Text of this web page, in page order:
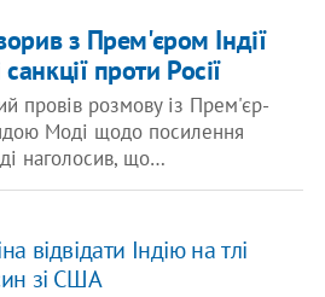
з Прем'єром Індії
проти Росії
провів розмову із Прем'єр-
Моді щодо посилення
наголосив, що…
відвідати Індію на тлі
зі США